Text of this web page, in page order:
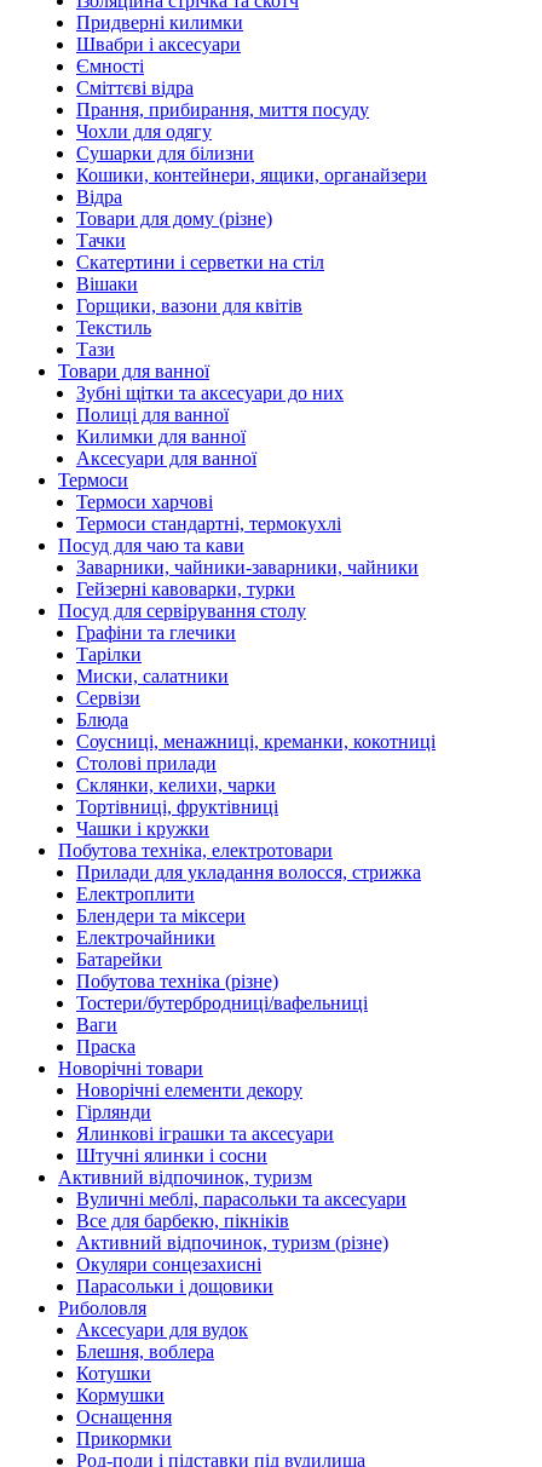
Придверні килимки
Швабри і аксесуари
Ємності
Сміттєві відра
Прання, прибирання, миття посуду
Чохли для одягу
Сушарки для білизни
Кошики, контейнери, ящики, органайзери
Відра
Товари для дому (різне)
Тачки
Скатертини і серветки на стіл
Вішаки
Горщики, вазони для квітів
Текстиль
Тази
Товари для ванної
Зубні щітки та аксесуари до них
Полиці для ванної
Килимки для ванної
Аксесуари для ванної
Термоси
Термоси харчові
Термоси стандартні, термокухлі
Посуд для чаю та кави
Заварники, чайники-заварники, чайники
Гейзерні кавоварки, турки
Посуд для сервірування столу
Графіни та глечики
Тарілки
Миски, салатники
Сервізи
Блюда
Соусниці, менажниці, креманки, кокотниці
Столові прилади
Склянки, келихи, чарки
Тортівниці, фруктівниці
Чашки і кружки
Побутова техніка, електротовари
Прилади для укладання волосся, стрижка
Електроплити
Блендери та міксери
Електрочайники
Батарейки
Побутова техніка (різне)
Тостери/бутербродниці/вафельниці
Ваги
Праска
Новорічні товари
Новорічні елементи декору
Гірлянди
Ялинкові іграшки та аксесуари
Штучні ялинки і сосни
Активний відпочинок, туризм
Вуличні меблі, парасольки та аксесуари
Все для барбекю, пікніків
Активний відпочинок, туризм (різне)
Окуляри сонцезахисні
Парасольки і дощовики
Риболовля
Аксесуари для вудок
Блешня, воблера
Котушки
Кормушки
Оснащення
Прикормки
Род-поди і підставки під вудилища